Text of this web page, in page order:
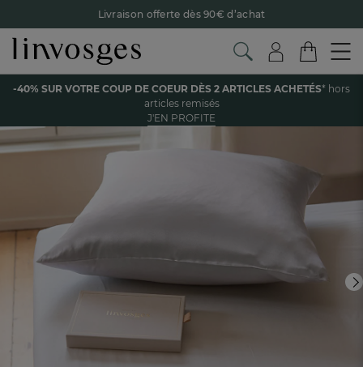
Livraison offerte dès 90€ d’achat
Retour offert avec Colissimo* !
Payez en 3x ou 4x sans frais avec Alma
Le parrainage Linvosges : offrez 15€, recevez 15€ !
Je
découvre
-40% sur votre coup de coeurdès 2 articles achetés !
-40% SUR VOTRE COUP DE COEUR DÈS 2 ARTICLES ACHETÉS* hors
articles remisés
J'EN PROFITE
Voir tous les produits de la catégorie